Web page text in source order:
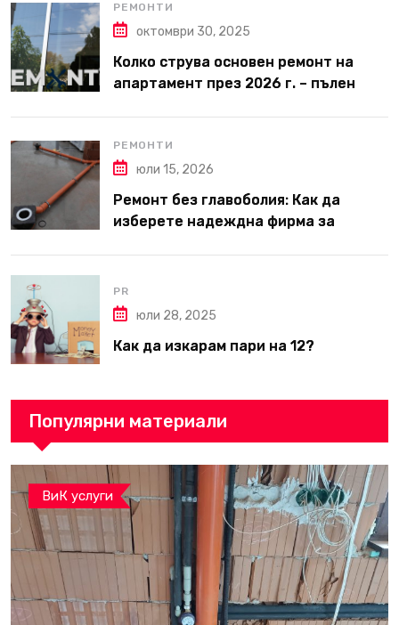
РЕМОНТИ
октомври 30, 2025
Колко струва основен ремонт на
апартамент през 2026 г. – пълен
РЕМОНТИ
юли 15, 2026
Ремонт без главоболия: Как да
изберете надеждна фирма за
PR
юли 28, 2025
Как да изкарам пари на 12?
Популярни материали
ВиК услуги